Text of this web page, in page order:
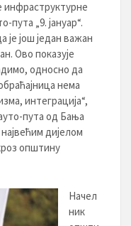
инфраструктурне
пута „9. јануар“.
још један важан
Ово показује
односно да
нема
интеграција“,
пута од Бања
дијелом
општину
Начел
ник